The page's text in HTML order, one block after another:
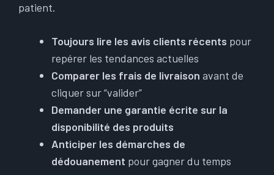
patient.
Toujours lire les avis clients récents pour
repérer les tendances actuelles
Comparer les frais de livraison avant de
cliquer sur “valider”
Demander une garantie écrite sur la
disponibilité des produits
Anticiper les démarches de
dédouanement pour gagner du temps